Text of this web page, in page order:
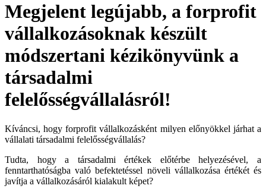
Megjelent legújabb, a forprofit
vállalkozásoknak készült
módszertani kézikönyvünk a
társadalmi
felelősségvállalásról!
Kíváncsi, hogy forprofit vállalkozásként milyen előnyökkel járhat a
vállalati társadalmi felelősségvállalás?
Tudta, hogy a társadalmi értékek előtérbe helyezésével, a
fenntarthatóságba való befektetéssel növeli vállalkozása értékét és
javítja a vállalkozásáról kialakult képet?